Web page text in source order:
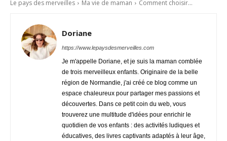
Le pays des merveilles Ma vie de maman Comment choisir...
Doriane
https://www.lepaysdesmerveilles.com
Je m'appelle Doriane, et je suis la maman comblée
de trois merveilleux enfants. Originaire de la belle
région de Normandie, j'ai créé ce blog comme un
espace chaleureux pour partager mes passions et
découvertes. Dans ce petit coin du web, vous
trouverez une multitude d'idées pour enrichir le
quotidien de vos enfants : des activités ludiques et
éducatives, des livres captivants adaptés à leur âge,